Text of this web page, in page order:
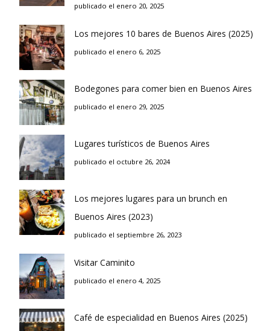
publicado el enero 20, 2025
Los mejores 10 bares de Buenos Aires (2025)
publicado el enero 6, 2025
Bodegones para comer bien en Buenos Aires
publicado el enero 29, 2025
Lugares turísticos de Buenos Aires
publicado el octubre 26, 2024
Los mejores lugares para un brunch en
Buenos Aires (2023)
publicado el septiembre 26, 2023
Visitar Caminito
publicado el enero 4, 2025
Café de especialidad en Buenos Aires (2025)